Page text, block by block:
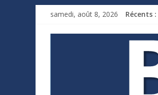
samedi, août 8, 2026 Récents :